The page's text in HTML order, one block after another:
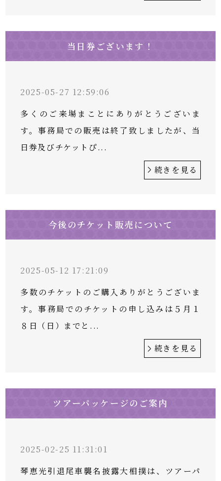
当日券ございます！
2025-05-27 12:59:06
多くのご来場まことにありがとうございま
す。事務局での販売は終了致しましたが、当
日券及びチケットぴ...
続きを見る
今後のチケット販売について
2025-05-12 17:21:09
多数のチケットのご購入ありがとうございま
す。事務局でのチケットの申し込みは５月１
８日（日）までと...
続きを見る
ツアーパッケージのご案内
2025-02-25 11:31:01
琴恵光引退尾車襲名披露大相撲は、ツアーパ